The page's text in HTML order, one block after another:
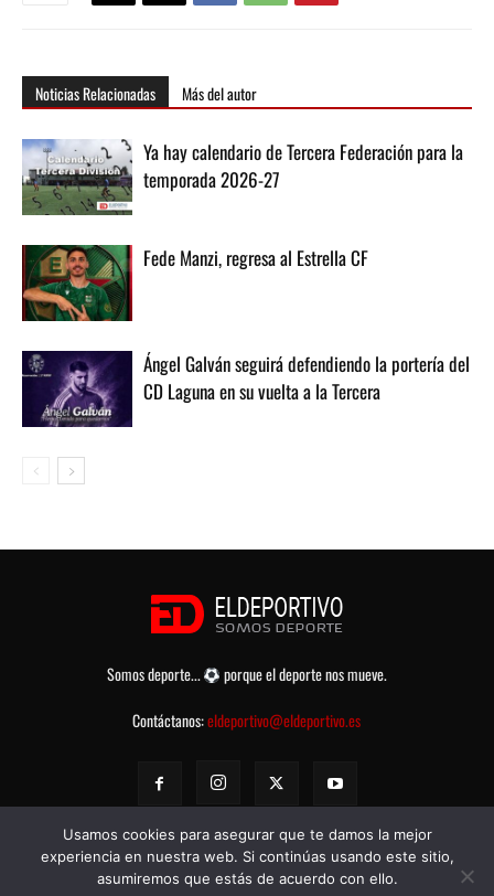
Noticias Relacionadas Más del autor
Ya hay calendario de Tercera Federación para la
temporada 2026-27
Fede Manzi, regresa al Estrella CF
Ángel Galván seguirá defendiendo la portería del
CD Laguna en su vuelta a la Tercera
Somos deporte...
porque el deporte nos mueve.
Contáctanos:eldeportivo@eldeportivo.es
Usamos cookies para asegurar que te damos la mejor
experiencia en nuestra web. Si continúas usando este sitio,
asumiremos que estás de acuerdo con ello.